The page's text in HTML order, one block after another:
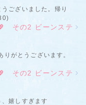
ございました。帰り
その2 ビーンステ
がとうございます。
その2 ビーンステ
嬉しすぎます